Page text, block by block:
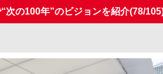
次の100年”のビジョンを紹介(78/